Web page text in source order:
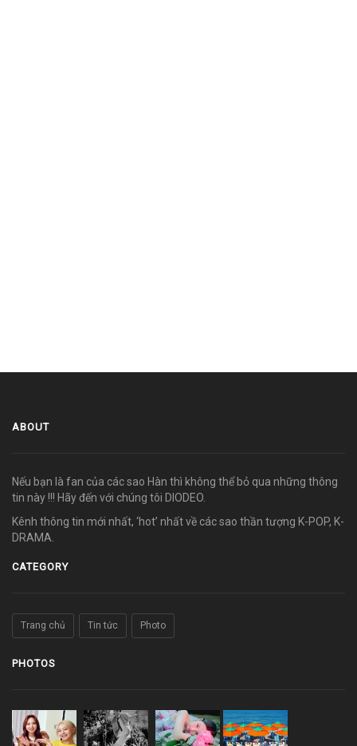
ABOUT
Nếu bạn là fan của các sao Hàn thì không thể bỏ qua những thông
tin này !!! Hãy đến với chúng tôi DIODEO.
Kênh thông tin mới nhất, ‘hot’ nhất về các sao thần tượng K-POP, K-
DRAMA.
CATEGORY
Trang chủ Tin tức Photo
PHOTOS